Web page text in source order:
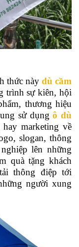
thức này dù cầm
trình sự kiên, hội
thương hiệu
sử dụngô dù
marketing về
slogan, thông
lên những
quà tặng khách
thông điệp tới
người xung